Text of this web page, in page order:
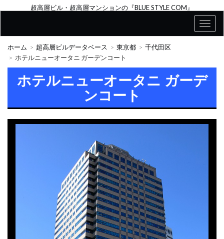
超高層ビル・超高層マンションの『BLUE STYLE COM』
ホーム 超高層ビルデータベース 東京都
千代田区
ホテルニューオータニ ガーデンコート
ホテルニューオータニ ガーデ
ンコート